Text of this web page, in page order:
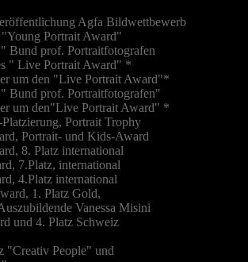
Agfa Bildwettbewerb
Portrait Award"
Bund prof. Portraitfotografen
" Live Portrait Award" *
um den "Live Portrait Award"*
Bund prof. Portraitfotografen"
um den"Live Portrait Award" *
Portrait Trophy
Portrait- und Kids-Award
8. Platz international
7.Platz, international
4.Platz international
1. Platz Gold,
Vanessa Misini
und 4. Platz Schweiz
"Creativ People" und